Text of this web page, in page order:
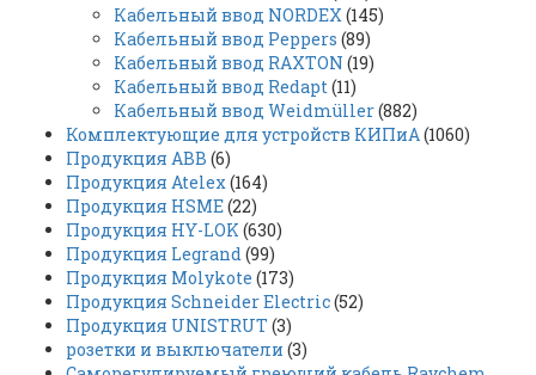
Кабельный ввод NORDEX(145)
Кабельный ввод Peppers (89)
Кабельный ввод RAXTON (19)
Кабельный ввод Redapt(11)
Кабельный ввод Weidmüller(882)
Комплектующие для устройств КИПиА(1060)
Продукция ABB (6)
Продукция Atelex(164)
Продукция HSME(22)
Продукция HY-LOK (630)
Продукция Legrand(99)
Продукция Molykote (173)
Продукция Schneider Electric(52)
Продукция UNISTRUT (3)
розетки и выключатели (3)